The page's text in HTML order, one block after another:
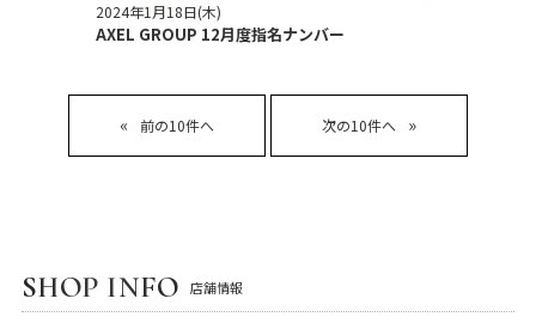
2024年1月18日(木)
AXEL GROUP 12月度指名ナンバー
« »
SHOP INFO 店舗情報